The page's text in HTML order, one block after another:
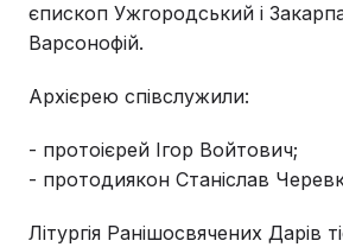
єпископ Ужгородський і
Варсонофій.
Архієрею співслужили:
- протоієрей Ігор Войтович;
- протодиякон Станіслав
Літургія Ранішосвячених Дарів